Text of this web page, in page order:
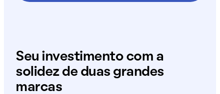
Seu investimento com a
solidez de duas grandes
marcas